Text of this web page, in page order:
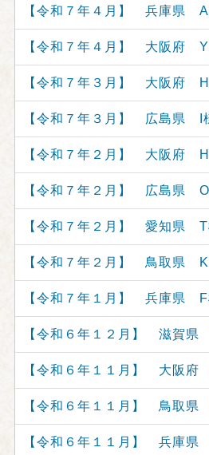
【令和７年４月】 兵庫県 A
【令和７年４月】 大阪府 Y
【令和７年３月】 大阪府
【令和７年３月】 広島県 I
【令和７年２月】 大阪府
【令和７年２月】 広島県
【令和７年２月】 愛知県 T
【令和７年２月】 鳥取県 K
【令和７年１月】 兵庫県 F
【令和６年１２月】 滋賀
【令和６年１１月】 大阪
【令和６年１１月】 鳥取県
【令和６年１１月】 兵庫